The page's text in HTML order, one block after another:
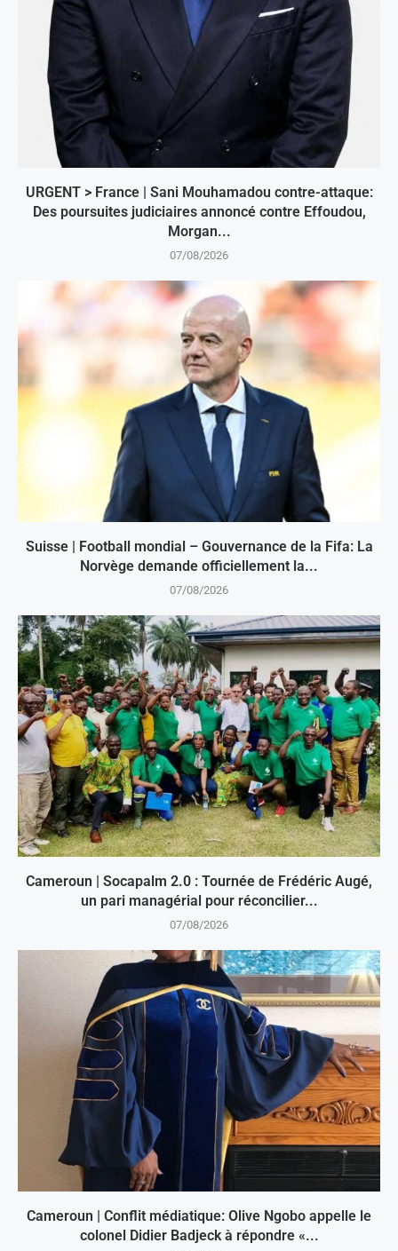
URGENT > France | Sani Mouhamadou contre-attaque:
Des poursuites judiciaires annoncé contre Effoudou,
Morgan...
07/08/2026
Suisse | Football mondial – Gouvernance de la Fifa: La
Norvège demande officiellement la...
07/08/2026
Cameroun | Socapalm 2.0 : Tournée de Frédéric Augé,
un pari managérial pour réconcilier...
07/08/2026
Cameroun | Conflit médiatique: Olive Ngobo appelle le
colonel Didier Badjeck à répondre «...